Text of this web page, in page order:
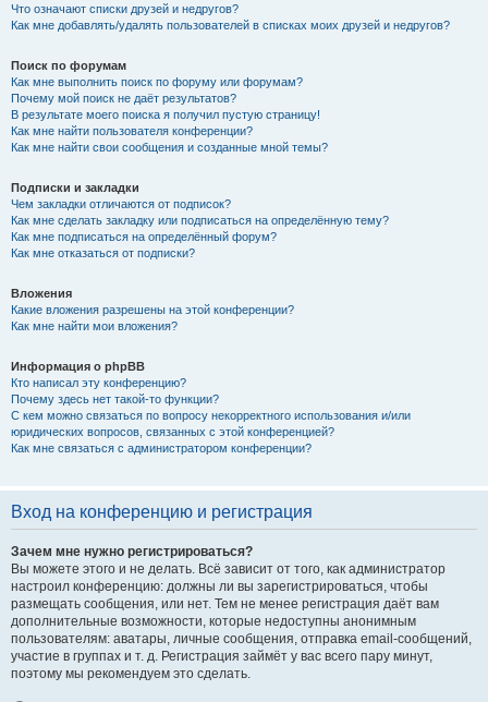
Что означают списки друзей и недругов?
Как мне добавлять/удалять пользователей в списках моих друзей и недругов?
Поиск по форумам
Как мне выполнить поиск по форуму или форумам?
Почему мой поиск не даёт результатов?
В результате моего поиска я получил пустую страницу!
Как мне найти пользователя конференции?
Как мне найти свои сообщения и созданные мной темы?
Подписки и закладки
Чем закладки отличаются от подписок?
Как мне сделать закладку или подписаться на определённую тему?
Как мне подписаться на определённый форум?
Как мне отказаться от подписки?
Вложения
Какие вложения разрешены на этой конференции?
Как мне найти мои вложения?
Информация о phpBB
Кто написал эту конференцию?
Почему здесь нет такой-то функции?
С кем можно связаться по вопросу некорректного использования и/или
юридических вопросов, связанных с этой конференцией?
Как мне связаться с администратором конференции?
Вход на конференцию и регистрация
Зачем мне нужно регистрироваться?
Вы можете этого и не делать. Всё зависит от того, как администратор
настроил конференцию: должны ли вы зарегистрироваться, чтобы
размещать сообщения, или нет. Тем не менее регистрация даёт вам
дополнительные возможности, которые недоступны анонимным
пользователям: аватары, личные сообщения, отправка email-сообщений,
участие в группах и т. д. Регистрация займёт у вас всего пару минут,
поэтому мы рекомендуем это сделать.